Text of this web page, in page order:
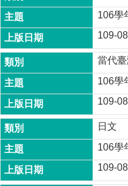
106學
109-
當代
106學
109-
日文
106學
109-